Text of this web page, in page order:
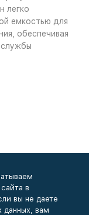
легко
емкостью для
обеспечивая
в
вы не даете
данных, вам